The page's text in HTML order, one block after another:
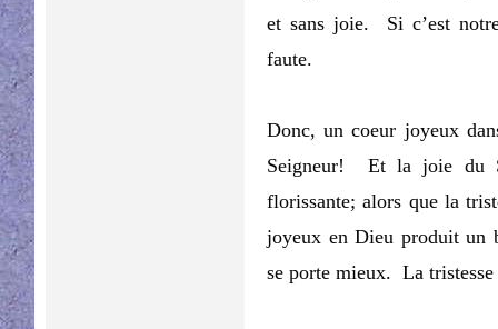
et sans joie. Si c’est
faute.
Donc, un coeur joyeux
Seigneur! Et la joie du
florissante; alors que la
joyeux en Dieu produit un
se porte mieux. La